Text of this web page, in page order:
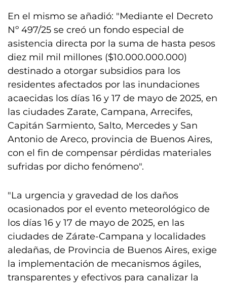
En el mismo se añadió: "Mediante el Decreto
Nº 497/25 se creó un fondo especial de
asistencia directa por la suma de hasta pesos
diez mil mil millones ($10.000.000.000)
destinado a otorgar subsidios para los
residentes afectados por las inundaciones
acaecidas los días 16 y 17 de mayo de 2025, en
las ciudades Zarate, Campana, Arrecifes,
Capitán Sarmiento, Salto, Mercedes y San
Antonio de Areco, provincia de Buenos Aires,
con el fin de compensar pérdidas materiales
sufridas por dicho fenómeno".
"La urgencia y gravedad de los daños
ocasionados por el evento meteorológico de
los días 16 y 17 de mayo de 2025, en las
ciudades de Zárate-Campana y localidades
aledañas, de Provincia de Buenos Aires, exige
la implementación de mecanismos ágiles,
transparentes y efectivos para canalizar la